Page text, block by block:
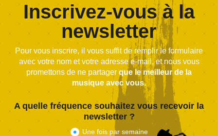
Inscrivez-vous à la
newsletter
Pour vous inscrire, il vous suffit de remplir le formulaire
avec votre nom et votre adresse e-mail, et nous vous
promettons de ne partager que le meilleur de la
musique avec vous.
A quelle fréquence souhaitez vous recevoir la
newsletter ?
Une fois par semaine